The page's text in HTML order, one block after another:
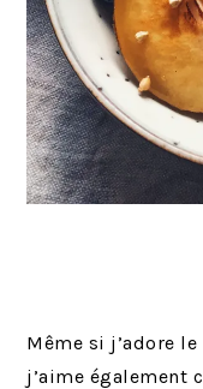
Même si j’adore
j’aime également